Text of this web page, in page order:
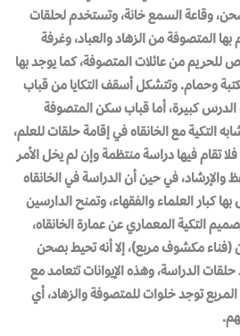
وقاعة السمع خانة، وتستخدم لحلقات
بها المتصوفة من الزهاد والعباد، وغرفة
من عائلات المتصوفة، كما يوجد بها
وحمام. وتتشكل أسقف التكايا من قباب
كبيرة، أما قباب سكن المتصوفة
التكية مع الخانقاه في إقامة حلقات للعلم،
تقام فيها دراسة منتظمة وإن لم يخل الأمر
في حين أن الدراسة في الخانقاه
كبار العلماء والفقهاء، وتمنح الدارسين
التكية المعماري عن عمارة الخانقاه،
(فناء مكشوف مربع)، إلا أنه تحيط بصحن
الدراسة، وهذه الإيوانات تتعامد مع
توجد خلوات للمتصوفة والزهاد، أي